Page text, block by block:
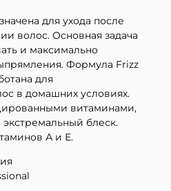
для ухода после
волос. Основная задача
и максимально
Формула Frizz
для
в домашних условиях.
витаминами,
блеск.
А и Е.